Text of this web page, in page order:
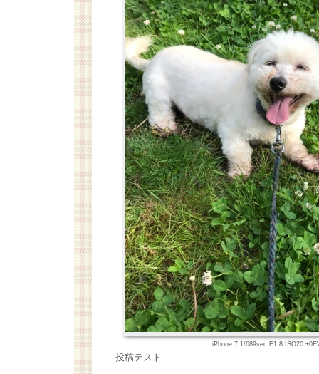
iPhone 7 1/689sec F1.8 ISO20
投稿テスト